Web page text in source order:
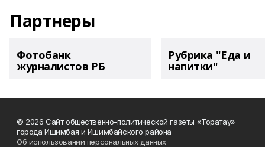
Партнеры
Фотобанк
журналистов РБ
Рубрика "Еда и
напитки"
© 2026 Сайт общественно-политической газеты «Торатау»
города Ишимбая и Ишимбайского района
Об использовании персональных данных